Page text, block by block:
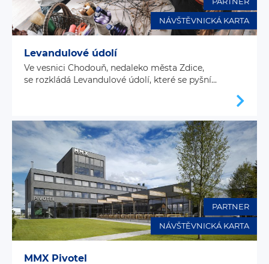
NÁVŠTĚVNICKÁ KARTA
Levandulové údolí
Ve vesnici Chodouň, nedaleko města Zdice,
se rozkládá Levandulové údolí, které se pyšní...
NÁVŠTĚVNICKÁ KARTA
PARTNER
MMX Pivotel